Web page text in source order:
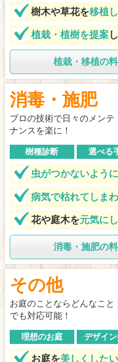
樹木や草花を移植
植栽・植樹を提案
植栽・移植の
消毒・施肥
プロの技術で日々のメンテ
ナンスを楽に！
樹種診断 選べる
虫がつかないように
病気で枯れてしま
花や庭木を元気に
消毒・施肥の
その他
お庭のことならどんなこと
でも対応可能！
理想のお庭 デザイ
お庭を美しくしたい